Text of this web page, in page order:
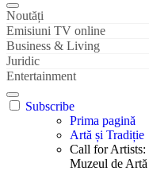
Iubim Brasovul Bussines &
Din pasiune și dragoste
Noutăți
Emisiuni TV online
Business & Living
Juridic
Entertainment
Subscribe
Prima pagină
Artă și Tradiție
Call for Artists:
Muzeul de